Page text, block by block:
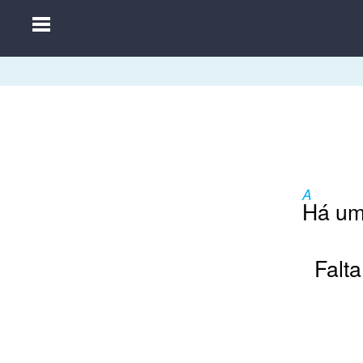
Home
A
Há